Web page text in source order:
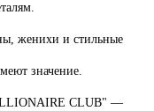
женихи и стильные
значение.
CLUB" —